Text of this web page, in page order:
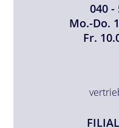
040 -
Mo.-Do.
Fr.